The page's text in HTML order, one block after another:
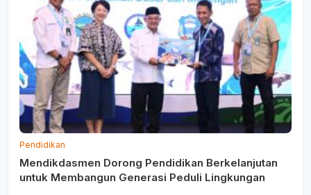
Pendidikan
Mendikdasmen Dorong Pendidikan Berkelanjutan
untuk Membangun Generasi Peduli Lingkungan